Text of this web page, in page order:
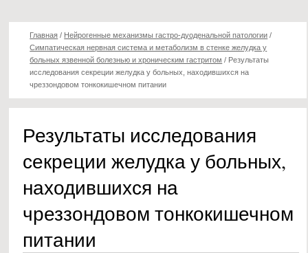
Главная / Нейрогенные механизмы гастро-дуоденальной патологии /
Cимпатическая нервная система и метаболизм в стенке желудка у
больных язвенной болезнью и хроническим гастритом / Результаты
исследования секреции желудка у больных, находившихся на
чреззондовом тонкокишечном питании
Результаты исследования
секреции желудка у больных,
находившихся на
чреззондовом тонкокишечном
питании